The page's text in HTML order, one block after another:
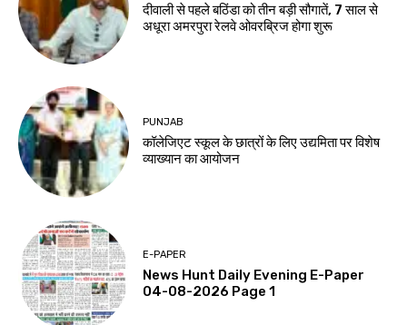
दीवाली से पहले बठिंडा को तीन बड़ी सौगातें, 7 साल से
अधूरा अमरपुरा रेलवे ओवरब्रिज होगा शुरू
PUNJAB
कॉलेजिएट स्कूल के छात्रों के लिए उद्यमिता पर विशेष
व्याख्यान का आयोजन
E-PAPER
News Hunt Daily Evening E-Paper
04-08-2026 Page 1